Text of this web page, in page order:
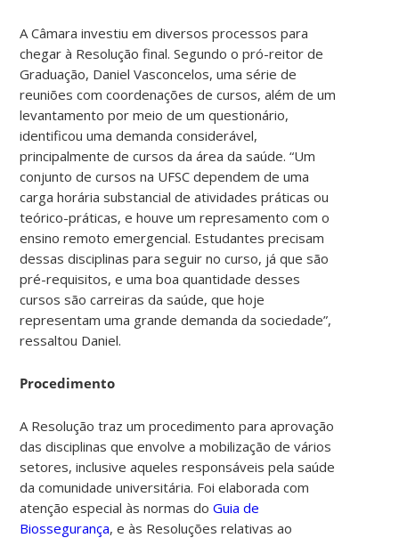
A Câmara investiu em diversos processos para
chegar à Resolução final. Segundo o pró-reitorde
Graduação, Daniel Vasconcelos, uma série de
reuniões comcoordenações de cursos, além de um
levantamento por meio de um questionário,
identificou uma demanda considerável,
principalmente de cursos da área da saúde. “Um
conjunto de cursos na UFSC dependem de uma
carga horária substancial de atividades práticas ou
teórico-práticas, e houve um represamento com o
ensino remoto emergencial. Estudantes precisam
dessas disciplinas para seguir no curso, já que são
pré-requisitos, e uma boa quantidade desses
cursos são carreiras da saúde, que hoje
representam uma grande demanda da sociedade”,
ressaltou Daniel.
Procedimento
A Resolução traz um procedimento para aprovação
das disciplinas que envolve a mobilização de vários
setores, inclusive aqueles responsáveis pela saúde
da comunidade universitária. Foi elaborada com
atenção especial às normas doGuia de
Biossegurança, e às Resoluções relativas ao